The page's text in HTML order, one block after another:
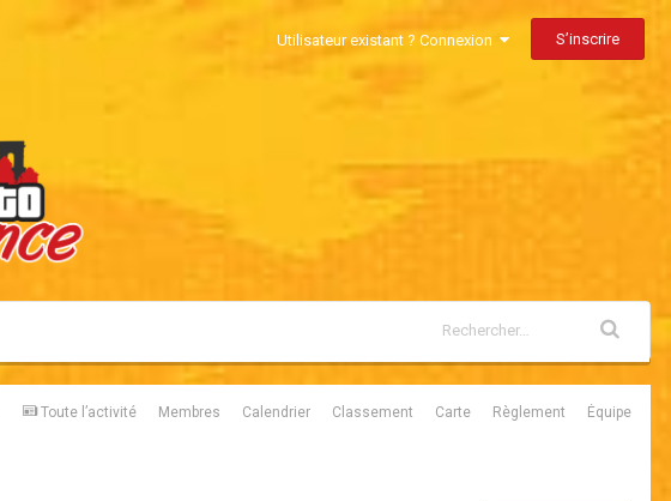
Utilisateur existant ? Connexion S’inscrire
Toute l’activité Membres Calendrier Classement Carte Règlement Équipe